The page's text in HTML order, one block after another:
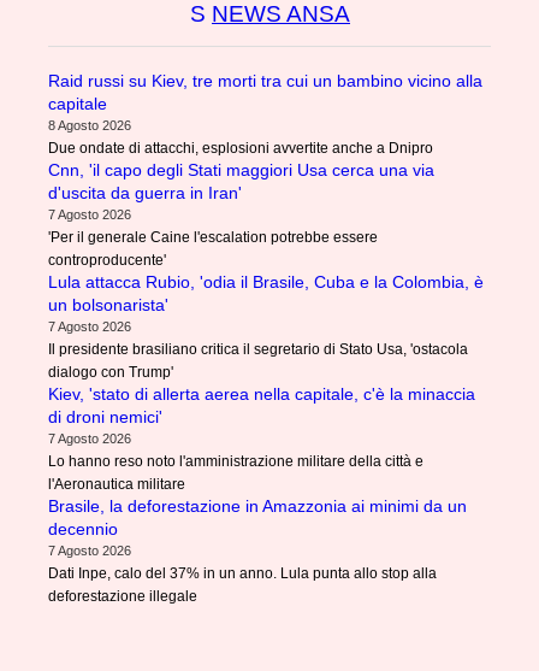
NEWS ANSA
Raid russi su Kiev, tre morti tra cui un bambino vicino alla
capitale
8 Agosto 2026
Due ondate di attacchi, esplosioni avvertite anche a Dnipro
Cnn, 'il capo degli Stati maggiori Usa cerca una via
d'uscita da guerra in Iran'
7 Agosto 2026
'Per il generale Caine l'escalation potrebbe essere
controproducente'
Lula attacca Rubio, 'odia il Brasile, Cuba e la Colombia, è
un bolsonarista'
7 Agosto 2026
Il presidente brasiliano critica il segretario di Stato Usa, 'ostacola
dialogo con Trump'
Kiev, 'stato di allerta aerea nella capitale, c'è la minaccia
di droni nemici'
7 Agosto 2026
Lo hanno reso noto l'amministrazione militare della città e
l'Aeronautica militare
Brasile, la deforestazione in Amazzonia ai minimi da un
decennio
7 Agosto 2026
Dati Inpe, calo del 37% in un anno. Lula punta allo stop alla
deforestazione illegale